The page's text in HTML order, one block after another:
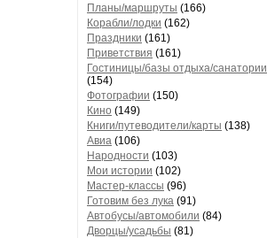
Планы/маршруты (166)
Корабли/лодки (162)
Праздники (161)
Приветствия (161)
Гостиницы/базы отдыха/санатории
(154)
Фотографии (150)
Кино (149)
Книги/путеводители/карты (138)
Авиа (106)
Народности (103)
Мои истории (102)
Мастер-классы (96)
Готовим без лука (91)
Автобусы/автомобили (84)
Дворцы/усадьбы (81)